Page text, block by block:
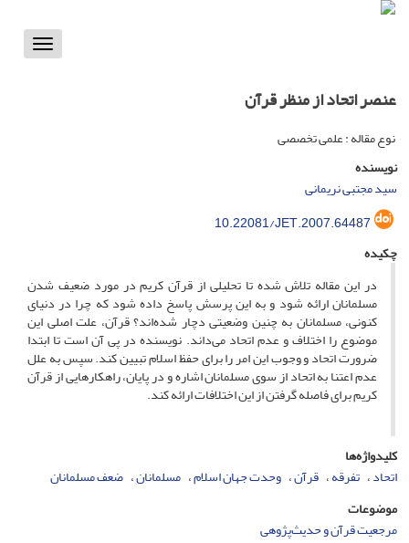
Toggle
عنصر اتحاد از منظر قرآن
نوع مقاله : علمی تخصصی
نویسنده
سید مجتبی نریمانی
10.22081/JET.2007.64487
چکیده
در این مقاله تلاش شده تا تحلیلی از قرآن کریم در مورد ضعیف شدن
مسلمانان ارائه شود و به ‌این پرسش پاسخ داده شود که چرا در دنیای
کنونی، مسلمانان به چنین وضعیتی دچار شده‌اند؟ قرآن، علت اصلی این
موضوع را اختلاف و عدم اتحاد می‌داند. نویسنده در پی آن است تا ابتدا
ضرورت اتحاد و وجوب این امر را برای حفظ اسلام تبیین کند. سپس به علل
عدم اعتنا به اتحاد از سوی مسلمانان اشاره و در پایان، راهکارهایی از قرآن
کریم برای فاصله گرفتن از این اختلافات ارائه کند.
کلیدواژه‌ها
اتحاد تفرقه قرآن وحدت جهان اسلام مسلمانان ضعف مسلمانان
موضوعات
مرجعیت قرآن و حدیث‌پژوهی